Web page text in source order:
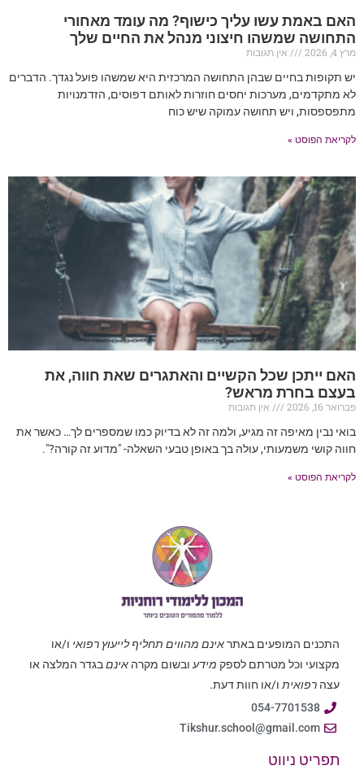
האם באמת עשו עליך כישוף? מה עומד מאחורי
התחושה שמשהו חיצוני מנהל את החיים שלך
מרץ 4, 2026
אין תגובות
יש תקופות בחיים שבהן התחושה המרכזית היא שמשהו פועל נגדך. הדברים
לא מתקדמים, מערכות יחסים חוזרות לאותם דפוסים, הזדמנויות
מתפספסות, ויש תחושה עמוקה שיש כוח
לקריאת הפוסט »
האם ייתכן שכל הקשיים והאתגרים שאת חווה, את
בעצם בחרת מראש?
פברואר 16, 2026
אין תגובות
בואי נבין מאיפה זה מגיע, ולמה זה לא בדיוק כמו שמספרים לך… כאשר את
חווה קושי משמעותי, עולה בך באופן טבעי השאלה- "מדוע זה קורה?".
לקריאת הפוסט »
התכנים המופעים באתראינם מהווים תחליף לייעוץ רפואי ו/או
מקצועי וכל מטרתם לספק מידע ובשום מקרה אינםבגדר המלצה או
עצה רפואית ו/או חוות דעת.
054-7701538
Tikshur.school@gmail.com
תפריט ניווט